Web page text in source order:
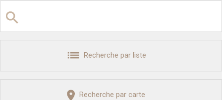
Recherche par liste
Recherche par carte